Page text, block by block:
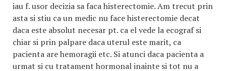
iau f. usor decizia sa faca histerectomie. Am trecut prin
asta si stiu ca un medic nu face histerectomie decat
daca este absolut necesar pt. ca el vede la ecograf si
chiar si prin palpare daca uterul este marit, ca
pacienta are hemoragii etc. Si atunci daca pacienta a
urmat si cu tratament hormonal inainte si tot nu a